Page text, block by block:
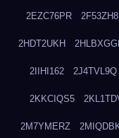
2EZC76PR
2HDT2UKH
2IIHI162 2J4TVL9Q
2KKCIQS5
2M7YMERZ